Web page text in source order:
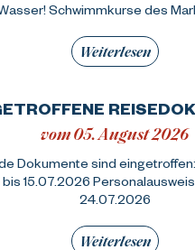
Schwimmkurse des
Weiterlesen
vom 05. August 2026
Dokumente sind
15.07.2026
24.07.2026
Weiterlesen